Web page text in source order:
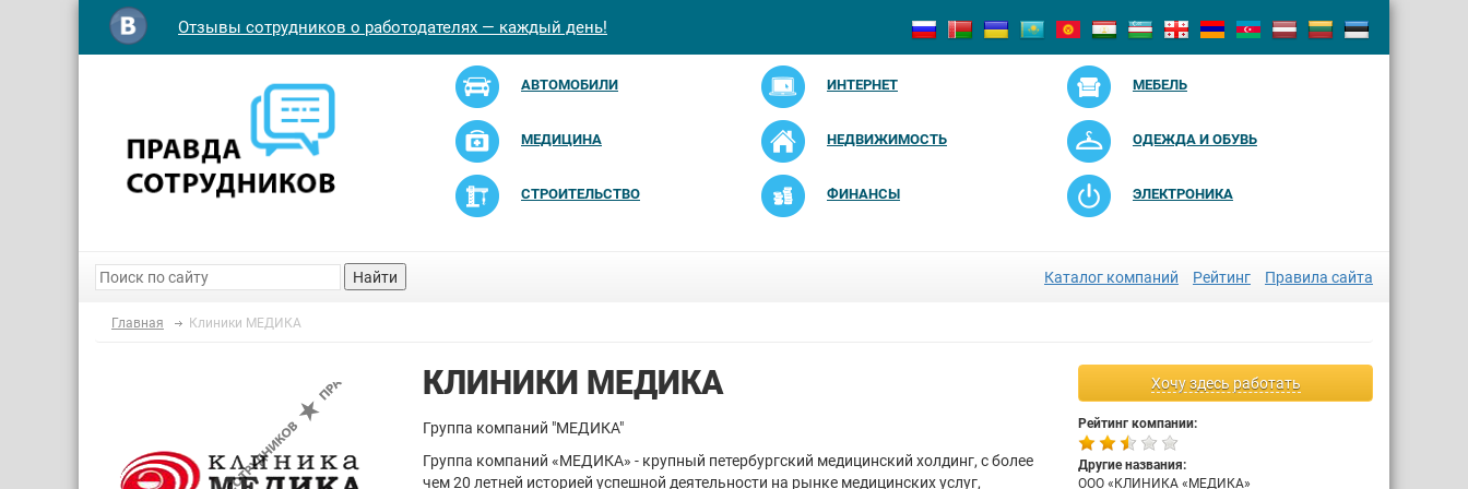
Отзывы сотрудников о работодателях — каждый день!
АВТОМОБИЛИ ИНТЕРНЕТ МЕБЕЛЬ
МЕДИЦИНА НЕДВИЖИМОСТЬ ОДЕЖДА И ОБУВЬ
СТРОИТЕЛЬСТВО ФИНАНСЫ ЭЛЕКТРОНИКА
Найти Каталог компаний Рейтинг Правила сайта
Главная Клиники МЕДИКА
Хочу здесь работать
Рейтинг компании:
Другие названия:
ООО «КЛИНИКА «МЕДИКА»
КЛИНИКИ МЕДИКА
Группа компаний "МЕДИКА"
Группа компаний «МЕДИКА» - крупный петербургский медицинский холдинг, с более
чем 20 летней историей успешной деятельности на рынке медицинских услуг,